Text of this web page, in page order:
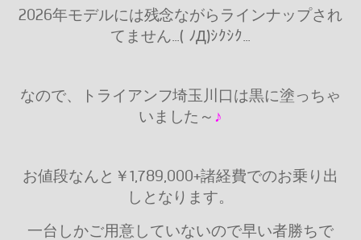
2026年モデルには残念ながらラインナップされ
てません…( ﾉД`)ｼｸｼｸ…
なので、トライアンフ埼玉川口は黒に塗っちゃ
いました～ ♪
お値段なんと￥1,789,000+諸経費でのお乗り出
しとなります。
一台しかご用意していないので早い者勝ちで